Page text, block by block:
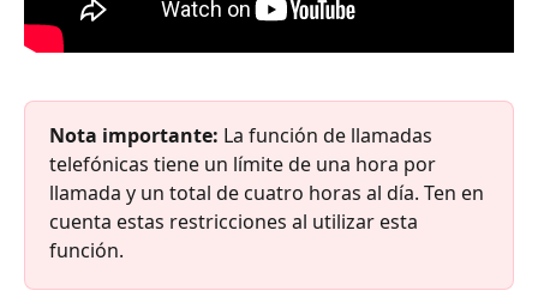
Nota importante: La función de llamadas
telefónicas tiene un límite de una hora por
llamada y un total de cuatro horas al día. Ten en
cuenta estas restricciones al utilizar esta
función.